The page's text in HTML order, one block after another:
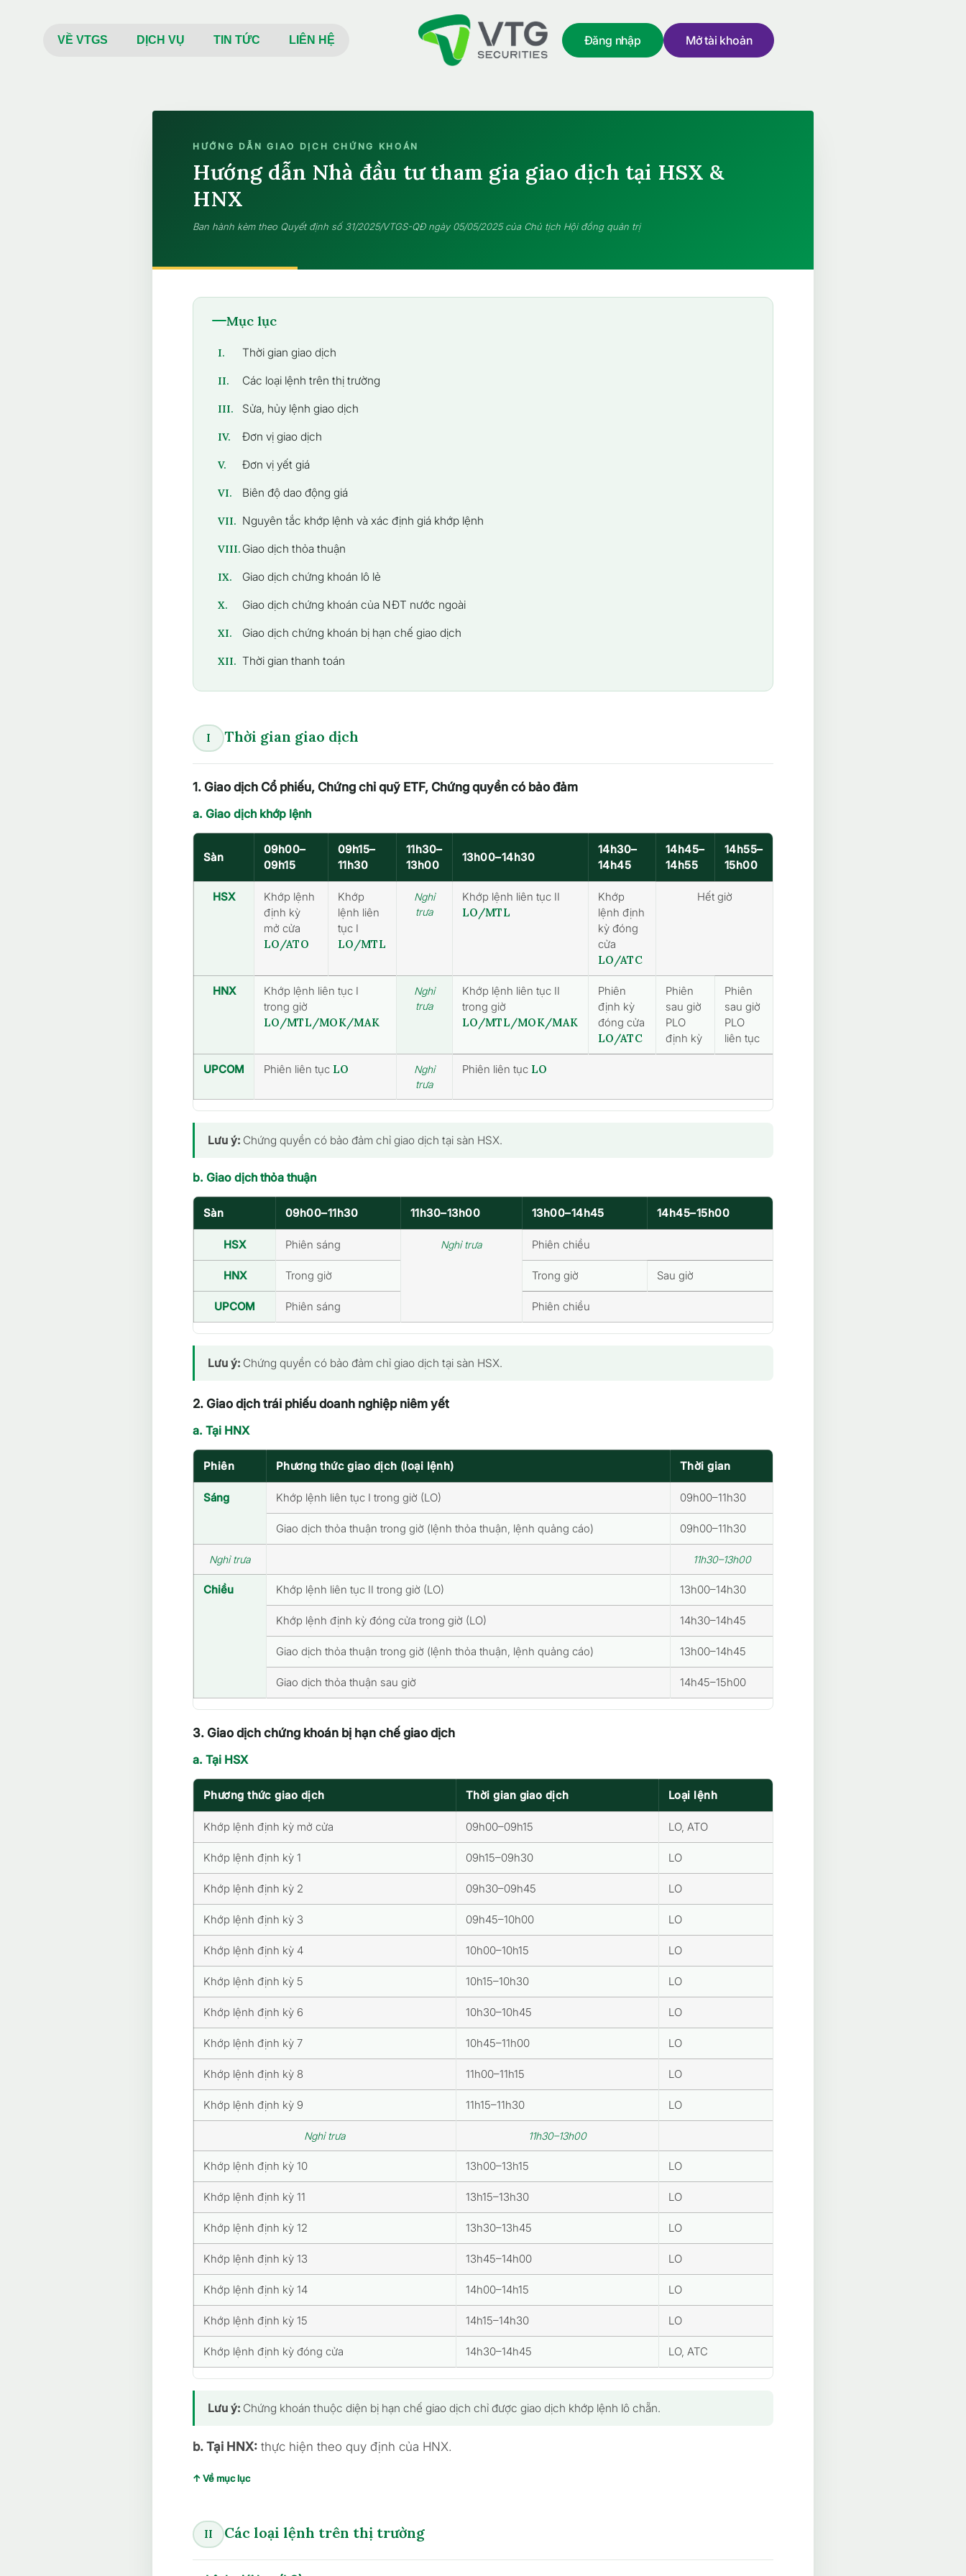
VỀ VTGS DỊCH VỤ TIN TỨC LIÊN HỆ Đăng nhập Mở tài khoản
HƯỚNG DẪN GIAO DỊCH CHỨNG KHOÁN
Hướng dẫn Nhà đầu tư tham gia giao dịch tại HSX &
HNX
Ban hành kèm theo Quyết định số 31/2025/VTGS-QĐ ngày 05/05/2025 của Chủ tịch Hội đồng quản trị
Mục lục
I. Thời gian giao dịch
II. Các loại lệnh trên thị trường
III. Sửa, hủy lệnh giao dịch
IV. Đơn vị giao dịch
V. Đơn vị yết giá
VI. Biên độ dao động giá
VII. Nguyên tắc khớp lệnh và xác định giá khớp lệnh
VIII. Giao dịch thỏa thuận
IX. Giao dịch chứng khoán lô lẻ
X. Giao dịch chứng khoán của NĐT nước ngoài
XI. Giao dịch chứng khoán bị hạn chế giao dịch
XII. Thời gian thanh toán
I Thời gian giao dịch
1. Giao dịch Cổ phiếu, Chứng chỉ quỹ ETF, Chứng quyền có bảo đảm
a. Giao dịch khớp lệnh
Sàn
09h00–
09h15
09h15–
11h30
11h30–
13h00
13h00–14h30
14h30–
14h45
14h45–
14h55
14h55–
15h00
HSX
Khớp lệnh
định kỳ
mở cửa
LO/ATO
Khớp
lệnh liên
tục I
LO/MTL
Nghỉ
trưa
Khớp lệnh liên tục II
LO/MTL
Khớp
lệnh định
kỳ đóng
cửa
LO/ATC
Hết giờ
HNX
Khớp lệnh liên tục I
trong giờ
LO/MTL/MOK/MAK
Nghỉ
trưa
Khớp lệnh liên tục II
trong giờ
LO/MTL/MOK/MAK
Phiên
định kỳ
đóng cửa
LO/ATC
Phiên
sau giờ
PLO
định kỳ
Phiên
sau giờ
PLO
liên tục
UPCOM Phiên liên tục LO
Nghỉ
trưa
Phiên liên tục LO
Lưu ý: Chứng quyền có bảo đảm chỉ giao dịch tại sàn HSX.
b. Giao dịch thỏa thuận
Sàn 09h00–11h30 11h30–13h00 13h00–14h45 14h45–15h00
HSX Phiên sáng Nghỉ trưa Phiên chiều
HNX Trong giờ Trong giờ Sau giờ
UPCOM Phiên sáng Phiên chiều
Lưu ý: Chứng quyền có bảo đảm chỉ giao dịch tại sàn HSX.
2. Giao dịch trái phiếu doanh nghiệp niêm yết
a. Tại HNX
Phiên Phương thức giao dịch (loại lệnh) Thời gian
Sáng Khớp lệnh liên tục I trong giờ (LO) 09h00–11h30
Giao dịch thỏa thuận trong giờ (lệnh thỏa thuận, lệnh quảng cáo) 09h00–11h30
Nghỉ trưa 11h30–13h00
Chiều Khớp lệnh liên tục II trong giờ (LO) 13h00–14h30
Khớp lệnh định kỳ đóng cửa trong giờ (LO) 14h30–14h45
Giao dịch thỏa thuận trong giờ (lệnh thỏa thuận, lệnh quảng cáo) 13h00–14h45
Giao dịch thỏa thuận sau giờ 14h45–15h00
3. Giao dịch chứng khoán bị hạn chế giao dịch
a. Tại HSX
Phương thức giao dịch Thời gian giao dịch Loại lệnh
Khớp lệnh định kỳ mở cửa 09h00–09h15 LO, ATO
Khớp lệnh định kỳ 1 09h15–09h30 LO
Khớp lệnh định kỳ 2 09h30–09h45 LO
Khớp lệnh định kỳ 3 09h45–10h00 LO
Khớp lệnh định kỳ 4 10h00–10h15 LO
Khớp lệnh định kỳ 5 10h15–10h30 LO
Khớp lệnh định kỳ 6 10h30–10h45 LO
Khớp lệnh định kỳ 7 10h45–11h00 LO
Khớp lệnh định kỳ 8 11h00–11h15 LO
Khớp lệnh định kỳ 9 11h15–11h30 LO
Nghỉ trưa 11h30–13h00
Khớp lệnh định kỳ 10 13h00–13h15 LO
Khớp lệnh định kỳ 11 13h15–13h30 LO
Khớp lệnh định kỳ 12 13h30–13h45 LO
Khớp lệnh định kỳ 13 13h45–14h00 LO
Khớp lệnh định kỳ 14 14h00–14h15 LO
Khớp lệnh định kỳ 15 14h15–14h30 LO
Khớp lệnh định kỳ đóng cửa 14h30–14h45 LO, ATC
Lưu ý: Chứng khoán thuộc diện bị hạn chế giao dịch chỉ được giao dịch khớp lệnh lô chẵn.
b. Tại HNX: thực hiện theo quy định của HNX.
↑ Về mục lục
II Các loại lệnh trên thị trường